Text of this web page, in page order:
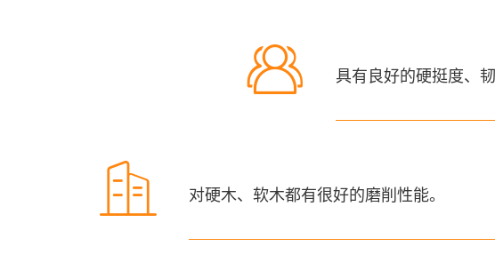
 具有良好的硬挺度、
 对硬木、软木都有很好的磨削性能。